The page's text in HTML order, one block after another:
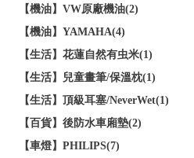
【機油】VW原廠機油(2)
【機油】YAMAHA(4)
【生活】花蓮自然有虫米(1)
【生活】兒童畫筆/保溫枕(1)
【生活】頂級耳塞/NeverWet(1)
【百貨】後防水車廂墊(2)
【車燈】PHILIPS(7)